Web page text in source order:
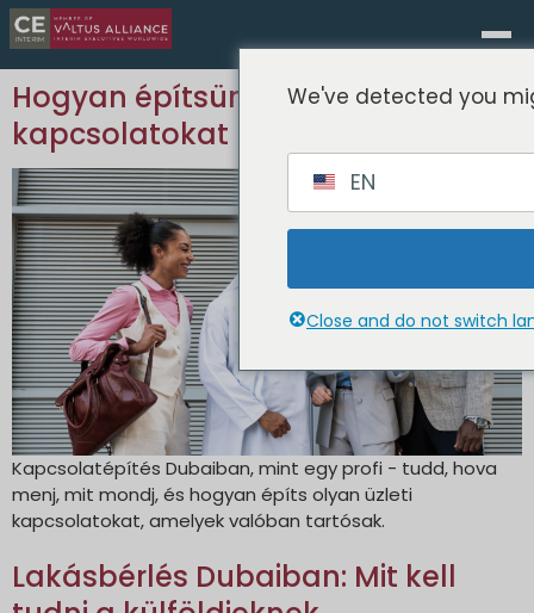
Hogyan építsünk tartós üzleti
kapcsolatokat Dubaiban?
Kapcsolatépítés Dubaiban, mint egy profi - tudd, hova
menj, mit mondj, és hogyan építs olyan üzleti
kapcsolatokat, amelyek valóban tartósak.
Lakásbérlés Dubaiban: Mit kell
We've detected you
EN
Close and do not switch